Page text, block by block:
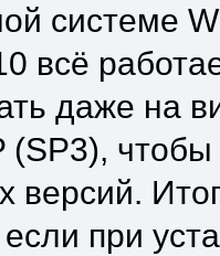
системе
всё
даже на
(SP3),
версий.
при